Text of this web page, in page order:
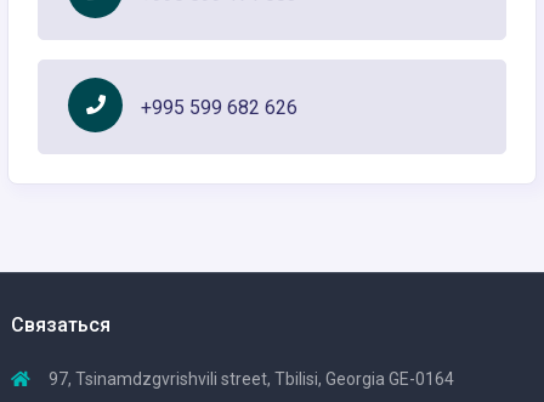
+995 599 682 626
Связаться
97, Tsinamdzgvrishvili street, Tbilisi, Georgia GE-0164